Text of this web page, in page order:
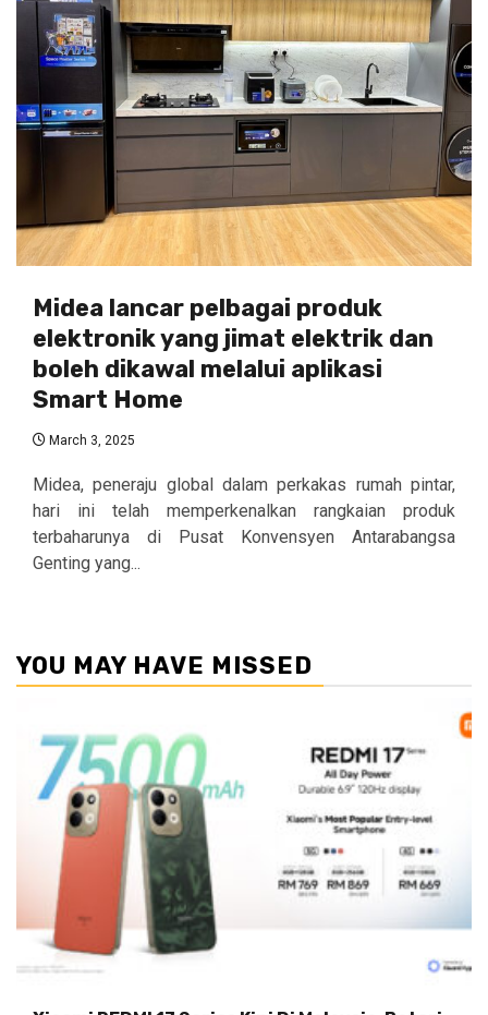
Midea lancar pelbagai produk
elektronik yang jimat elektrik dan
boleh dikawal melalui aplikasi
Smart Home
March 3, 2025
Midea, peneraju global dalam perkakas rumah pintar,
hari ini telah memperkenalkan rangkaian produk
terbaharunya di Pusat Konvensyen Antarabangsa
Genting yang...
YOU MAY HAVE MISSED